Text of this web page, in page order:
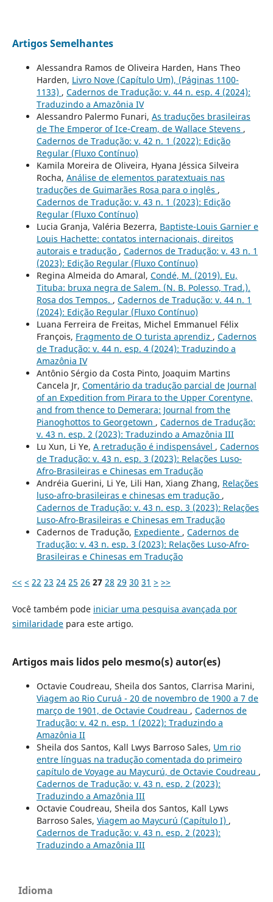
Artigos Semelhantes
Alessandra Ramos de Oliveira Harden, Hans Theo
Harden, Livro Nove (Capítulo Um), (Páginas 1100-
1133) , Cadernos de Tradução: v. 44 n. esp. 4 (2024):
Traduzindo a Amazônia IV
Alessandro Palermo Funari, As traduções brasileiras
de The Emperor of Ice-Cream, de Wallace Stevens ,
Cadernos de Tradução: v. 42 n. 1 (2022): Edição
Regular (Fluxo Contínuo)
Kamila Moreira de Oliveira, Hyana Jéssica Silveira
Rocha, Análise de elementos paratextuais nas
traduções de Guimarães Rosa para o inglês ,
Cadernos de Tradução: v. 43 n. 1 (2023): Edição
Regular (Fluxo Contínuo)
Lucia Granja, Valéria Bezerra, Baptiste-Louis Garnier e
Louis Hachette: contatos internacionais, direitos
autorais e tradução , Cadernos de Tradução: v. 43 n. 1
(2023): Edição Regular (Fluxo Contínuo)
Regina Almeida do Amaral, Condé, M. (2019). Eu,
Tituba: bruxa negra de Salem. (N. B. Polesso, Trad.).
Rosa dos Tempos. , Cadernos de Tradução: v. 44 n. 1
(2024): Edição Regular (Fluxo Contínuo)
Luana Ferreira de Freitas, Michel Emmanuel Félix
François, Fragmento de O turista aprendiz , Cadernos
de Tradução: v. 44 n. esp. 4 (2024): Traduzindo a
Amazônia IV
Antônio Sérgio da Costa Pinto, Joaquim Martins
Cancela Jr, Comentário da tradução parcial de Journal
of an Expedition from Pirara to the Upper Corentyne,
and from thence to Demerara: Journal from the
Pianoghottos to Georgetown , Cadernos de Tradução:
v. 43 n. esp. 2 (2023): Traduzindo a Amazônia III
Lu Xun, Li Ye, A retradução é indispensável , Cadernos
de Tradução: v. 43 n. esp. 3 (2023): Relações Luso-
Afro-Brasileiras e Chinesas em Tradução
Andréia Guerini, Li Ye, Lili Han, Xiang Zhang, Relações
luso-afro-brasileiras e chinesas em tradução ,
Cadernos de Tradução: v. 43 n. esp. 3 (2023): Relações
Luso-Afro-Brasileiras e Chinesas em Tradução
Cadernos de Tradução, Expediente , Cadernos de
Tradução: v. 43 n. esp. 3 (2023): Relações Luso-Afro-
Brasileiras e Chinesas em Tradução
<< < 22 23 24 25 26 27 28 29 30 31 > >>
Você também pode iniciar uma pesquisa avançada por
similaridadepara este artigo.
Artigos mais lidos pelo mesmo(s) autor(es)
Octavie Coudreau, Sheila dos Santos, Clarrisa Marini,
Viagem ao Rio Curuá - 20 de novembro de 1900 a 7 de
março de 1901, de Octavie Coudreau , Cadernos de
Tradução: v. 42 n. esp. 1 (2022): Traduzindo a
Amazônia II
Sheila dos Santos, Kall Lwys Barroso Sales, Um rio
entre línguas na tradução comentada do primeiro
capítulo de Voyage au Maycurú, de Octavie Coudreau ,
Cadernos de Tradução: v. 43 n. esp. 2 (2023):
Traduzindo a Amazônia III
Octavie Coudreau, Sheila dos Santos, Kall Lyws
Barroso Sales, Viagem ao Maycurú (Capítulo I) ,
Cadernos de Tradução: v. 43 n. esp. 2 (2023):
Traduzindo a Amazônia III
Idioma